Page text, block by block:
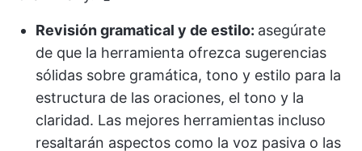
Revisión gramatical y de estilo: asegúrate
de que la herramienta ofrezca sugerencias
sólidas sobre gramática, tono y estilo para la
estructura de las oraciones, el tono y la
claridad. Las mejores herramientas incluso
resaltarán aspectos como la voz pasiva o las